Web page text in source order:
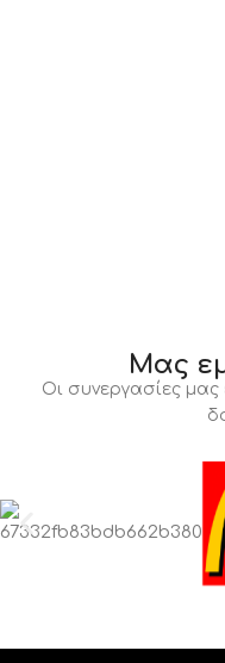
Μας
Οι συνεργασίες μας